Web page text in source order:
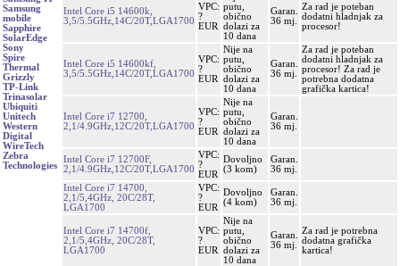
Samsung
mobile
Sapphire
SolarEdge
Sony
Spire
Thermal
Grizzly
TP-Link
Trinasolar
Ubiquiti
Unitech
Western
Digital
WireTech
Zebra
Technologies
Intel Core i5 14600k,
3,5/5.5GHz,14C/20T,LGA1700
VPC:
?
EUR
putu,
obično
dolazi za
10 dana
Garan.
36 mj.
Za rad je poteban
dodatni hladnjak za
procesor!
Intel Core i5 14600kf,
3,5/5.5GHz,14C/20T,LGA1700
VPC:
?
EUR
Nije na
putu,
obično
dolazi za
10 dana
Garan.
36 mj.
Za rad je poteban
dodatni hladnjak za
procesor! Za rad je
potrebna dodatna
grafička kartica!
Intel Core i7 12700,
2,1/4.9GHz,12C/20T,LGA1700
VPC:
?
EUR
Nije na
putu,
obično
dolazi za
10 dana
Garan.
36 mj.
Intel Core i7 12700F,
2,1/4.9GHz,12C/20T,LGA1700
VPC:
?
EUR
Dovoljno
(3 kom)
Garan.
36 mj.
Intel Core i7 14700,
2,1/5,4GHz, 20C/28T,
LGA1700
VPC:
?
EUR
Dovoljno
(4 kom)
Garan.
36 mj.
Intel Core i7 14700f,
2,1/5,4GHz, 20C/28T,
LGA1700
VPC:
?
EUR
Nije na
putu,
obično
dolazi za
10 dana
Garan.
36 mj.
Za rad je potrebna
dodatna grafička
kartica!